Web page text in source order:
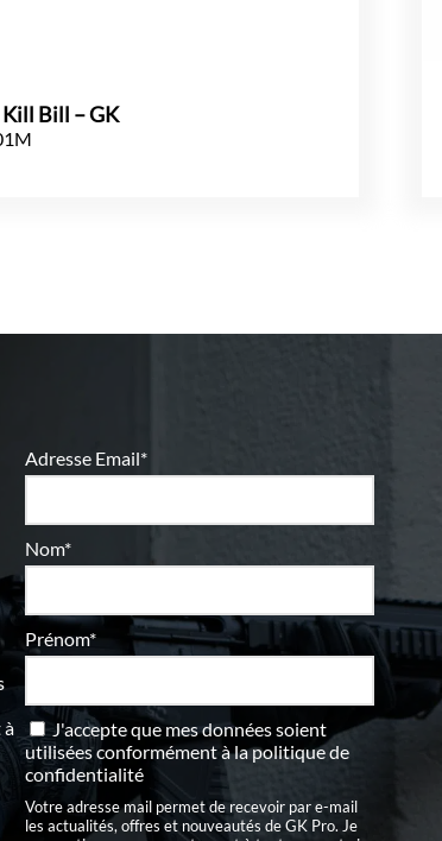
Bill – GK
à
Adresse Email*
Nom*
Prénom*
J'accepte que mes données soient
utilisées conformément àla politique de
confidentialité
Votre adresse mail permet de recevoir par e-mail
les actualités, offres et nouveautés de GK Pro. Je